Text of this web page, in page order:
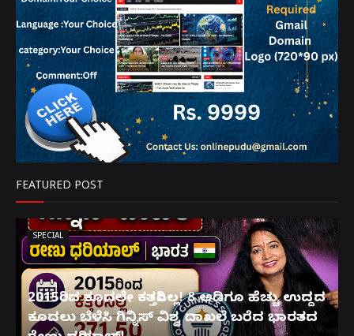
FEATURED POST
SPECIAL
2015ರಿಂದ ಕೂದಲೇ ಕತ್ತರಿಸಿಲ್ಲ! 8 ಅಡಿಗೂ ಹೆಚ್ಚು ಉದ್ದದ
ಕೂದಲು ಬೆಳೆಸಿ ಗಿನ್ನಿಸ್ ವಿಶ್ವ ದಾಖಲೆ ಬರೆದ ಭಾರತದ